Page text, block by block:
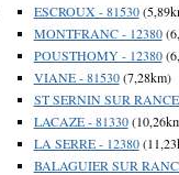
ESCROUX - 81530
MONTFRANC - 12380
POUSTHOMY - 12380
VIANE - 81530(7,28km)
ST SERNIN SUR
LACAZE - 81330
LA SERRE - 12380
BALAGUIER SUR